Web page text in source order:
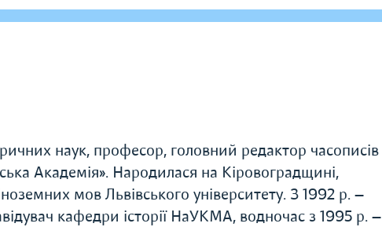
наук, професор, головний редактор часописів
Академія». Народилася на Кіровоградщині,
мов Львівського університету. З 1992 р. —
кафедри історії НаУКМА, водночас з 1995 р. —